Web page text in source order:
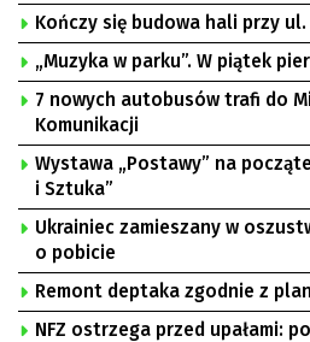
Kończy się budowa hali przy
„Muzyka w parku”. W piątek
7 nowych autobusów trafi do
Komunikacji
Wystawa „Postawy” na
i Sztuka”
Ukrainiec zamieszany w
o pobicie
Remont deptaka zgodnie z
NFZ ostrzega przed upałami: